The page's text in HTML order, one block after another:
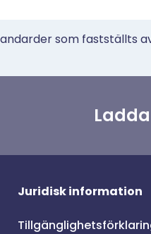
som fastställts
Juridisk information